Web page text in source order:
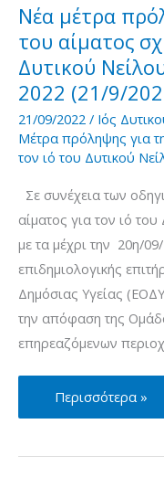
σχετικά
με
τον
ιό
του
Δυτικού
Νείλου
Περίοδος
μετάδοσης
2022
(23/9/2022)
Νέα μέτρα
του αίματος
Δυτικού
2022 (21/9/
21/09/2022 / Ιός
Μέτρα πρόληψης για
τον ιό του Δυτικού
Σε συνέχεια των
αίματος για τον ιό
με τα μέχρι την 20η/
επιδημιολογικής
Δημόσιας Υγείας
την απόφαση της
επηρεαζόμενων
Νέα
μέτρα
Περισσότερα »